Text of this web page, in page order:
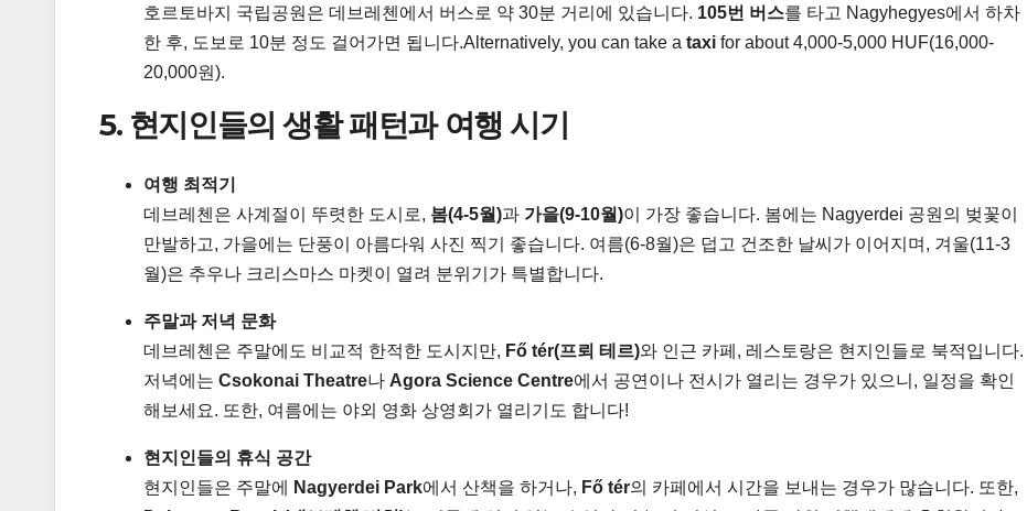
호르토바지 국립공원은 데브레첸에서 버스로 약 30분 거리에 있습니다. 105번 버스를 타고 Nagyhegyes에서 하차
한 후, 도보로 10분 정도 걸어가면 됩니다.Alternatively, you can take a taxi for about 4,000-5,000 HUF(16,000-
20,000원).
5. 현지인들의 생활 패턴과 여행 시기
여행 최적기
데브레첸은 사계절이 뚜렷한 도시로, 봄(4-5월)과 가을(9-10월)이 가장 좋습니다. 봄에는 Nagyerdei 공원의 벚꽃이
만발하고, 가을에는 단풍이 아름다워 사진 찍기 좋습니다. 여름(6-8월)은 덥고 건조한 날씨가 이어지며, 겨울(11-3
월)은 추우나 크리스마스 마켓이 열려 분위기가 특별합니다.
주말과 저녁 문화
데브레첸은 주말에도 비교적 한적한 도시지만, Fő tér(프뢰 테르)와 인근 카페, 레스토랑은 현지인들로 북적입니다.
저녁에는 Csokonai Theatre나 Agora Science Centre에서 공연이나 전시가 열리는 경우가 있으니, 일정을 확인
해보세요. 또한, 여름에는 야외 영화 상영회가 열리기도 합니다!
현지인들의 휴식 공간
현지인들은 주말에
Nagyerdei Park에서 산책을 하거나, Fő tér의 카페에서 시간을 보내는 경우가 많습니다. 또한,